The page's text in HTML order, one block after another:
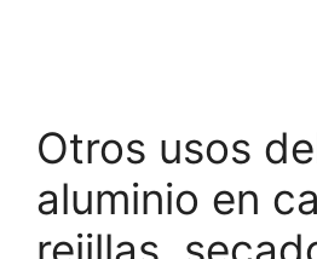
Otros usos
aluminio en